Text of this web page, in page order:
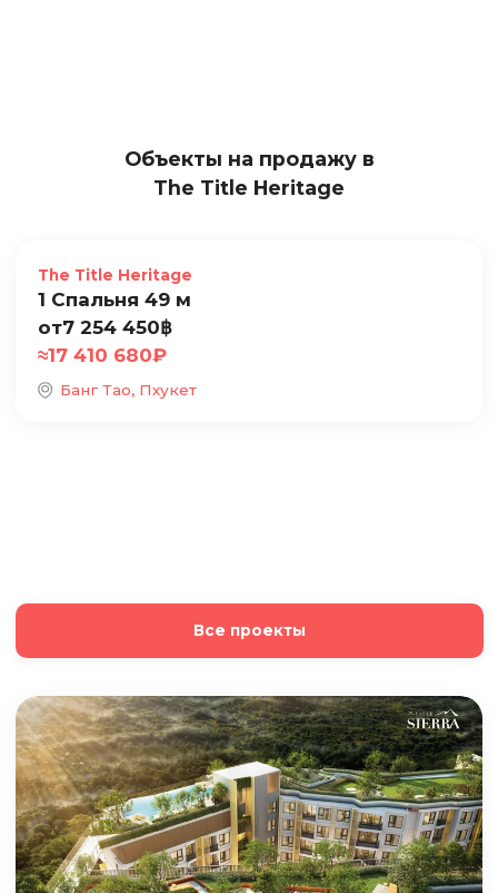
Объекты на продажу в
The Title Heritage
The Title Heritage
1 Спальня 49 м
от7 254 450฿
≈17 410 680₽
Банг Тао, Пхукет
Все проекты